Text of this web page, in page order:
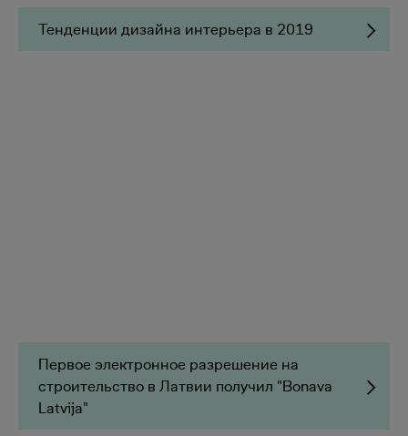
Тенденции дизайна интерьера в 2019
Первое электронное разрешение на
строительство в Латвии получил "Bonava
Latvija"